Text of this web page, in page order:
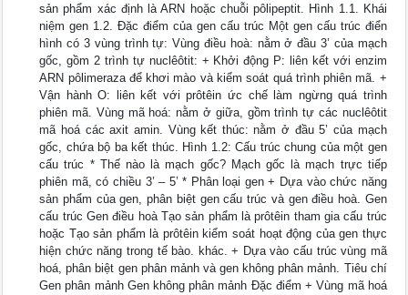
sản phẩm xác định là ARN hoặc chuỗi pôlipeptit. Hình 1.1. Khái
niệm gen 1.2. Đặc điểm của gen cấu trúc Một gen cấu trúc điển
hình có 3 vùng trình tự: Vùng điều hoà: nằm ở đầu 3’ của mạch
gốc, gồm 2 trình tự nuclêôtit: + Khởi động P: liên kết với enzim
ARN pôlimeraza để khơi mào và kiểm soát quá trình phiên mã. +
Vận hành O: liên kết với prôtêin ức chế làm ngừng quá trình
phiên mã. Vùng mã hoá: nằm ở giữa, gồm trình tự các nuclêôtit
mã hoá các axit amin. Vùng kết thúc: nằm ở đầu 5’ của mạch
gốc, chứa bộ ba kết thúc. Hình 1.2: Cấu trúc chung của một gen
cấu trúc * Thế nào là mạch gốc? Mạch gốc là mạch trực tiếp
phiên mã, có chiều 3’ – 5’ * Phân loại gen + Dựa vào chức năng
sản phẩm của gen, phân biệt gen cấu trúc và gen điều hoà. Gen
cấu trúc Gen điều hoà Tạo sản phẩm là prôtêin tham gia cấu trúc
hoặc Tạo sản phẩm là prôtêin kiểm soát hoạt động của gen thực
hiện chức năng trong tế bào. khác. + Dựa vào cấu trúc vùng mã
hoá, phân biệt gen phân mảnh và gen không phân mảnh. Tiêu chí
Gen phân mảnh Gen không phân mảnh Đặc điểm + Vùng mã hoá